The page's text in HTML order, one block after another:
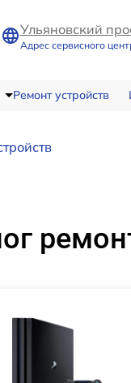
Ульяновский
Адрес сервисного
Ремонт устройств